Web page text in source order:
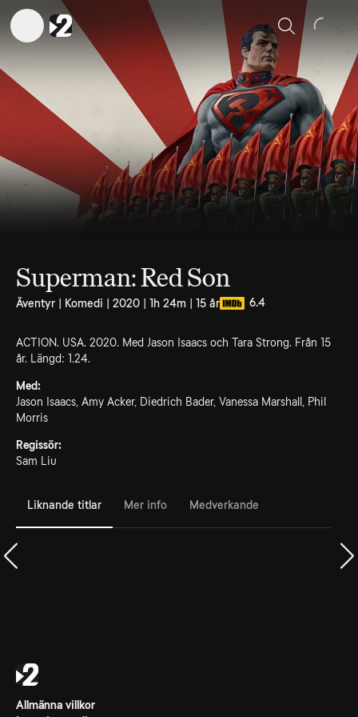
Sök
Superman: Red Son
Äventyr | Komedi | 2020 | 1h 24m | 15 år 6.4
ACTION. USA. 2020. Med Jason Isaacs och Tara Strong. Från 15
år. Längd: 1.24.
Med:
Jason Isaacs, Amy Acker, Diedrich Bader, Vanessa Marshall, Phil
Morris
Regissör:
Sam Liu
Liknande titlar Mer info Medverkande
Allmänna villkor